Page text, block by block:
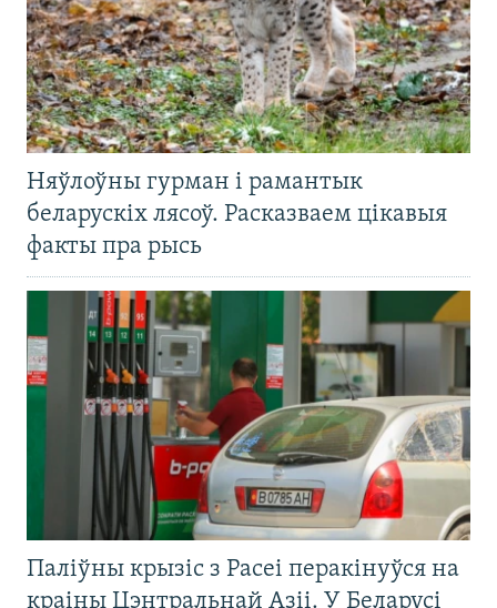
Няўлоўны гурман і рамантык
беларускіх лясоў. Расказваем цікавыя
факты пра рысь
Паліўны крызіс з Расеі перакінуўся на
краіны Цэнтральнай Азіі. У Беларусі